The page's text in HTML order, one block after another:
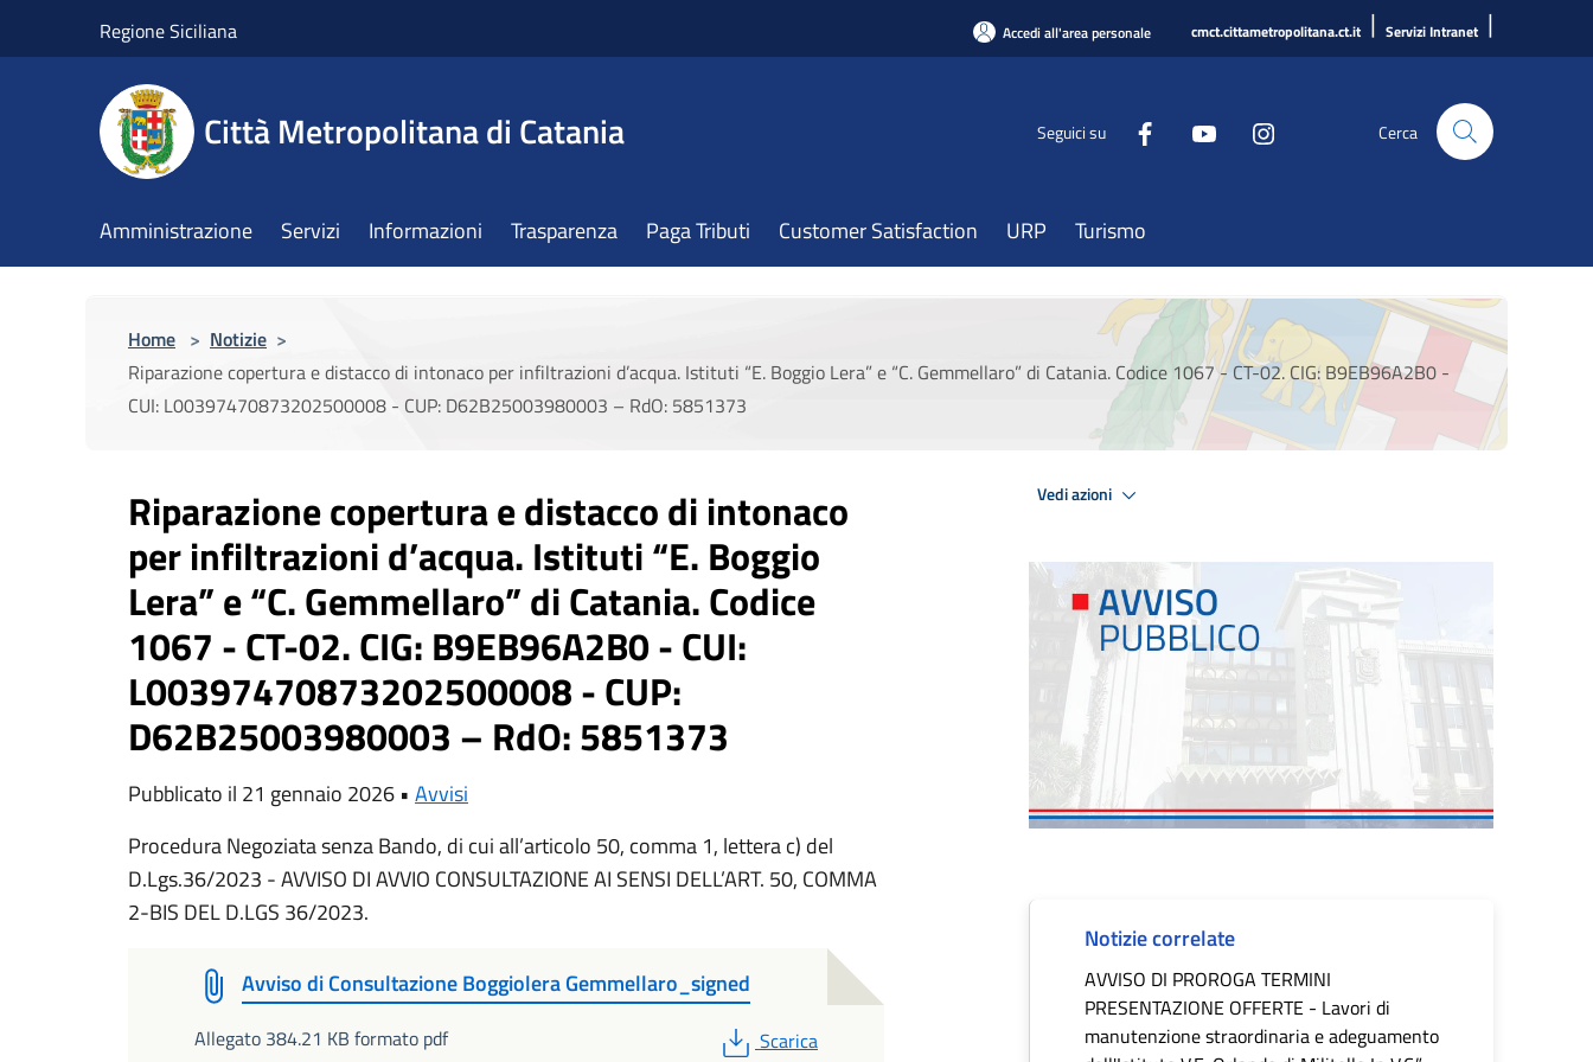
Regione Siciliana Accedi all'area personale cmct.cittametropolitana.ct.it | Servizi Intranet |
Città Metropolitana di Catania Seguici su Cerca
Amministrazione Servizi Informazioni Trasparenza Paga Tributi Customer Satisfaction URP Turismo
Home > Notizie >
Riparazione copertura e distacco di intonaco per infiltrazioni d’acqua. Istituti “E. Boggio Lera” e “C. Gemmellaro” di Catania. Codice 1067 - CT-02. CIG: B9EB96A2B0 -
CUI: L00397470873202500008 - CUP: D62B25003980003 – RdO: 5851373
Riparazione copertura e distacco di intonaco
per infiltrazioni d’acqua. Istituti “E. Boggio
Lera” e “C. Gemmellaro” di Catania. Codice
1067 - CT-02. CIG: B9EB96A2B0 - CUI:
L00397470873202500008 - CUP:
D62B25003980003 – RdO: 5851373
Pubblicato il 21 gennaio 2026 • Avvisi
Procedura Negoziata senza Bando, di cui all’articolo 50, comma 1, lettera c) del
D.Lgs.36/2023 - AVVISO DI AVVIO CONSULTAZIONE AI SENSI DELL’ART. 50, COMMA
2-BIS DEL D.LGS 36/2023.
Avviso di Consultazione Boggiolera Gemmellaro_signed
Allegato 384.21 KB formato pdf PDF
Scarica
Vedi azioni
Notizie correlate
AVVISO DI PROROGA TERMINI
PRESENTAZIONE OFFERTE - Lavori di
manutenzione straordinaria e adeguamento